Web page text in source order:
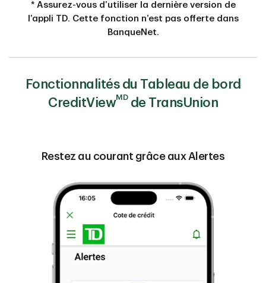
* Assurez-vous d’utiliser la dernière version de
l’appli TD. Cette fonction n’est pas offerte dans
BanqueNet.
Fonctionnalités du Tableau de bord
CreditViewMDde TransUnion
Restez au courant grâce aux Alertes